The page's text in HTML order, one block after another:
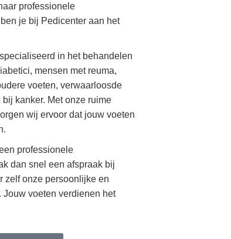
professionele
je bij Pedicenter aan het
in het behandelen
mensen met reuma,
voeten, verwaarloosde
kanker. Met onze ruime
wij ervoor dat jouw voeten
professionele
dan snel een afspraak bij
zelf onze persoonlijke en
Jouw voeten verdienen het